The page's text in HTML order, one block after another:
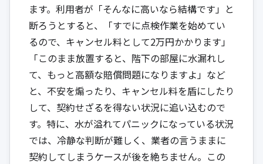
ます。利用者が「そんなに高いなら結構です」と
断ろうとすると、「すでに点検作業を始めてい
るので、キャンセル料として2万円かかります」
「このまま放置すると、階下の部屋に水漏れし
て、もっと高額な賠償問題になりますよ」など
と、不安を煽ったり、キャンセル料を盾にしたり
して、契約せざるを得ない状況に追い込むので
す。特に、水が溢れてパニックになっている状況
では、冷静な判断が難しく、業者の言うままに
契約してしまうケースが後を絶ちません。この